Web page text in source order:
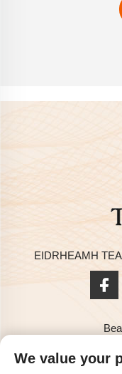
EIDRHEAMH
Ceartú Sgríbhinn
We value your